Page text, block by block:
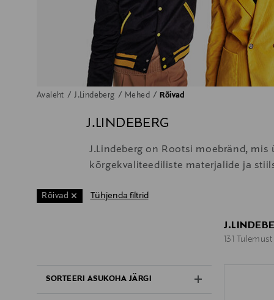
Avaleht J.Lindeberg Mehed Rõivad
J.LINDEBERG
J.Lindeberg on Rootsi moebränd,
kõrgekvaliteediliste materjalide ja
Rõivad Tühjenda filtrid
SORTEERI ASUKOHA JÄRGI
131 Tulemust